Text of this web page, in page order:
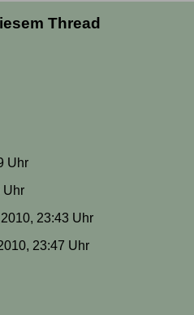
Thread
Uhr
Uhr
23:43 Uhr
23:47 Uhr